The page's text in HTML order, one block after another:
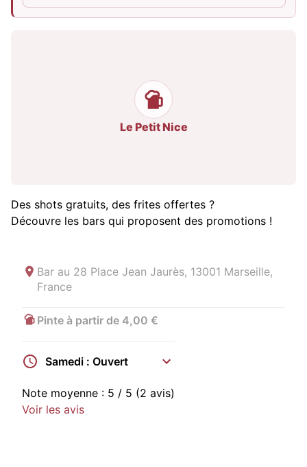
Le Petit Nice
Des shots gratuits, des frites offertes ?
Découvre les bars qui proposent des promotions !
Bar au 28 Place Jean Jaurès, 13001 Marseille,
France
Pinte à partir de 4,00 €
Samedi : Ouvert
Note moyenne : 5 / 5 (2 avis)
Voir les avis